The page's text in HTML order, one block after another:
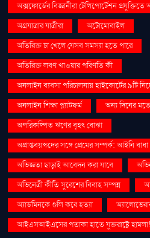
অক্সফোর্ডের বিজ্ঞানীরা টেলিপোর্টেশন
অগ্রযাত্রার যাত্রীরা
অটোমোবাইল
অতিরিক্ত চা খেলে যেসব সমস্যা হতে পারে
অতিরিক্ত লবণ খাওয়ার পরিণতি কী
অনলাইন ব্যবসা পরিচালনায় হাইকোর্টের ৯টি
অনলাইন শিক্ষা প্ল্যাটফর্ম
অন্য দিনের
অপরিকল্পিত ঋণের বৃহৎ বোঝা
অপ্রাপ্তবয়স্কদের সঙ্গে প্রেমের সম্পর্ক: আইনি
অভিজ্ঞতা ছাড়াই আবেদন করা যাবে
অভিনেত্রী কীর্তি সুরেশের বিবাহ সম্পন্ন
অ্যাডমিনকে গুলি করে হত্যা
আইএসআইএসের পতাকা হাতে যুক্তরাষ্ট্রে হামলা!